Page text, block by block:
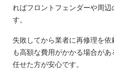
ればフロントフェンダーや周
す。
失敗してから業者に再修理を
も高額な費用がかかる場合が
任せた方が安心です。